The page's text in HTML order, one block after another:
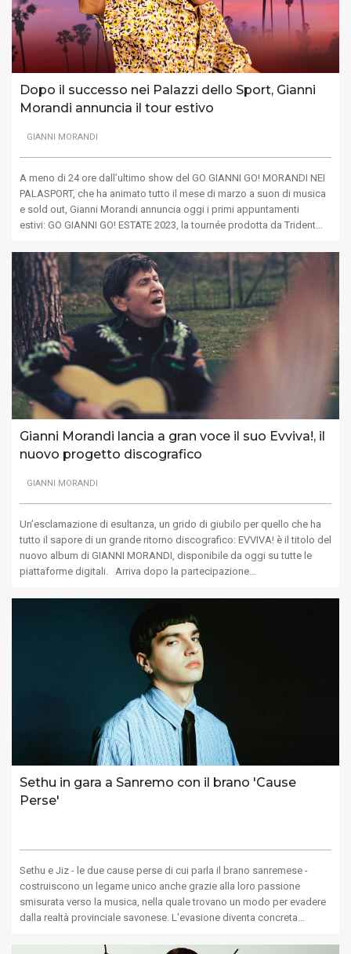
Dopo il successo nei Palazzi dello Sport, Gianni
Morandi annuncia il tour estivo
GIANNI MORANDI
A meno di 24 ore dall’ultimo show del GO GIANNI GO! MORANDI NEI
PALASPORT, che ha animato tutto il mese di marzo a suon di musica
e sold out, Gianni Morandi annuncia oggi i primi appuntamenti
estivi: GO GIANNI GO! ESTATE 2023, la tournée prodotta da Trident…
Gianni Morandi lancia a gran voce il suo Evviva!, il
nuovo progetto discografico
GIANNI MORANDI
Un’esclamazione di esultanza, un grido di giubilo per quello che ha
tutto il sapore di un grande ritorno discografico: EVVIVA! è il titolo del
nuovo album di GIANNI MORANDI, disponibile da oggi su tutte le
piattaforme digitali. Arriva dopo la partecipazione…
Sethu in gara a Sanremo con il brano 'Cause
Perse'
Sethu e Jiz - le due cause perse di cui parla il brano sanremese -
costruiscono un legame unico anche grazie alla loro passione
smisurata verso la musica, nella quale trovano un modo per evadere
dalla realtà provinciale savonese. L'evasione diventa concreta…